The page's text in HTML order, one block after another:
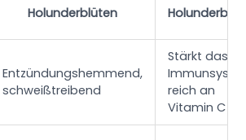
Holunderblüten
Entzündungshemmend,
schweißtreibend
Stärkt das
reich an
Vitamin C